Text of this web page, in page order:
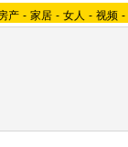
产 - 家居 - 女人 - 视频 -